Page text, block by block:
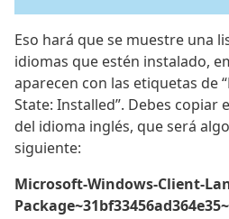
Eso hará que se muestre una
idiomas que estén instalado,
aparecen con las etiquetas de
State: Installed”. Debes copiar
del idioma inglés, que será
siguiente:
Microsoft-Windows-Client-